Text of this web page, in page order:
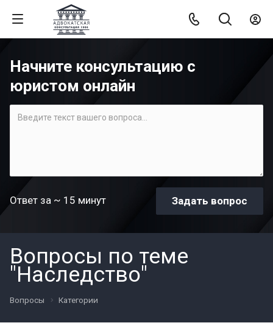
Начните консультацию с
юристом онлайн
Ответ за ~ 15 минут
Вопросы по теме
"Наследство"
Вопросы Категории